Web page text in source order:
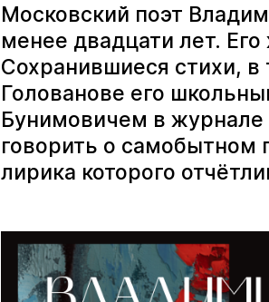
Московский поэт
менее двадцати лет.
Сохранившиеся стихи,
Голованове его
Бунимовичем в журнале
говорить о самобытном
лирика которого